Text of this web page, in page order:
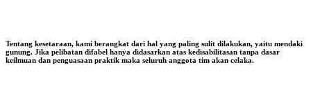
Tentang kesetaraan, kami berangkat dari hal yang paling sulit dilakukan, yaitu mendaki
gunung. Jika pelibatan difabel hanya didasarkan atas kedisabilitasan tanpa dasar
keilmuan dan penguasaan praktik maka seluruh anggota tim akan celaka.